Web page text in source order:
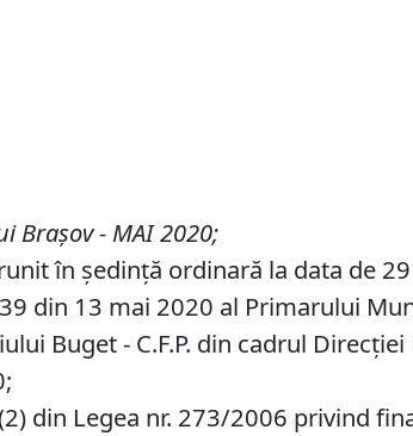
Brașov- MAI 2020;
în ședință ordinară la data de
din 13 mai 2020 al Primarului
Buget - C.F.P. din cadrul
din Legea nr. 273/2006 privind